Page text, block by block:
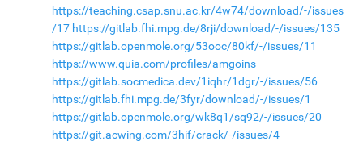
https://teaching.csap.snu.ac.kr/4w74/download/-/issues
/17 https://gitlab.fhi.mpg.de/8rji/download/-/issues/135
https://gitlab.openmole.org/53ooc/80kf/-/issues/11
https://www.quia.com/profiles/amgoins
https://gitlab.socmedica.dev/1iqhr/1dgr/-/issues/56
https://gitlab.fhi.mpg.de/3fyr/download/-/issues/1
https://gitlab.openmole.org/wk8q1/sq92/-/issues/20
https://git.acwing.com/3hif/crack/-/issues/4